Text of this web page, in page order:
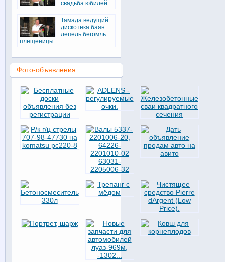
свадьба юбилей
Тамада ведущий
дискотека баян
лепель бегомль
плещеницы
Фото-объявления